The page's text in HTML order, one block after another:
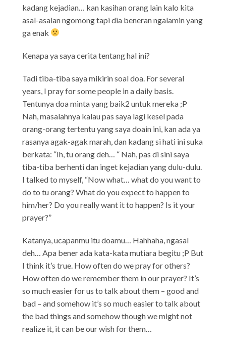
kadang kejadian… kan kasihan orang lain kalo kita
asal-asalan ngomong tapi dia beneran ngalamin yang
ga enak
Kenapa ya saya cerita tentang hal ini?
Tadi tiba-tiba saya mikirin soal doa. For several
years, I pray for some people in a daily basis.
Tentunya doa minta yang baik2 untuk mereka ;P
Nah, masalahnya kalau pas saya lagi kesel pada
orang-orang tertentu yang saya doain ini, kan ada ya
rasanya agak-agak marah, dan kadang si hati ini suka
berkata: “Ih, tu orang deh… “ Nah, pas di sini saya
tiba-tiba berhenti dan inget kejadian yang dulu-dulu.
I talked to myself, “Now what… what do you want to
do to tu orang? What do you expect to happen to
him/her? Do you really want it to happen? Is it your
prayer?”
Katanya, ucapanmu itu doamu… Hahhaha, ngasal
deh… Apa bener ada kata-kata mutiara begitu ;P But
I think it’s true. How often do we pray for others?
How often do we remember them in our prayer? It’s
so much easier for us to talk about them – good and
bad – and somehow it’s so much easier to talk about
the bad things and somehow though we might not
realize it, it can be our wish for them…